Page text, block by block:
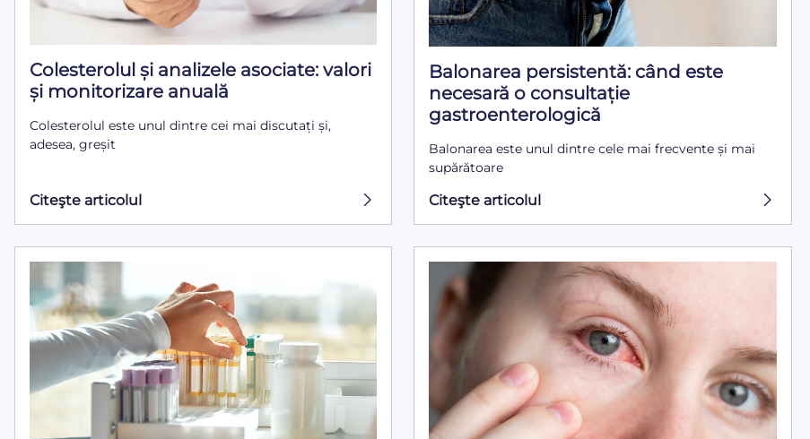
Colesterolul și analizele asociate: valori
și monitorizare anuală
Colesterolul este unul dintre cei mai discutați și,
adesea, greșit
Citeşte articolul
Balonarea persistentă: când este
necesară o consultație
gastroenterologică
Balonarea este unul dintre cele mai frecvente și mai
supărătoare
Citeşte articolul